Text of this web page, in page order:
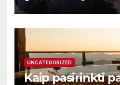
darbą
UNCATEGORIZED
Kaip pasirinkti